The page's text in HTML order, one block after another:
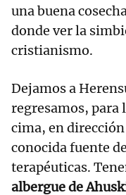
una buena
donde ver la
cristianismo.
Dejamos a
regresamos, para
cima, en
conocida fuente
terapéuticas.
albergue de